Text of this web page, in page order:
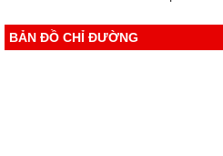
BẢN ĐỒ CHỈ ĐƯỜNG